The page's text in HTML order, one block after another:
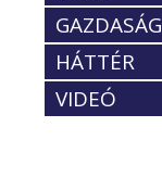
GAZDASÁG
HÁTTÉR
VIDEÓ